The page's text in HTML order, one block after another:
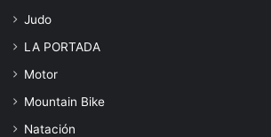
Judo
LA PORTADA
Motor
Mountain Bike
Natación